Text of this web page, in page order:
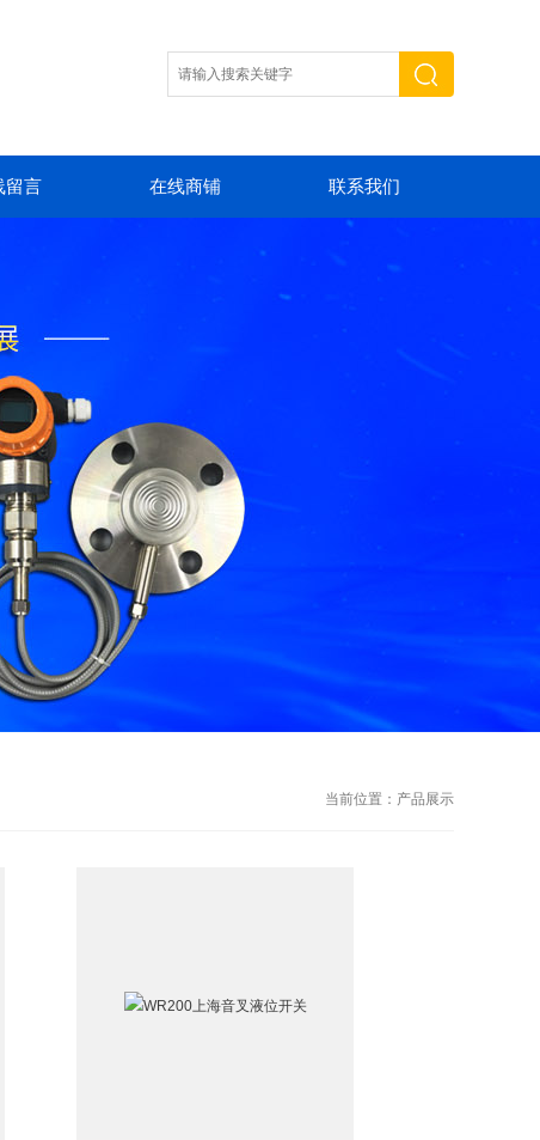
留言 在线商铺 联系我们
当前位置： 产品展示